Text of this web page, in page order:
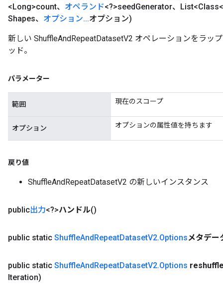
<Long>count、 オペランド<?>seedGenerator、
Shapes、 オプション...オプション)
新しい ShuffleAndRepeatDatasetV2 オペレーションをラッ
ッド。
パラメーター
範囲 現在のスコープ
オプション オプションの属性値を持ちます
戻り値
ShuffleAndRepeatDatasetV2 の新しいインスタンス
public出力<?>ハンドル()
public static ShuffleAndRepeatDatasetV2.Optionsメタデー
public static ShuffleAndRepeatDatasetV2.Options
Iteration)